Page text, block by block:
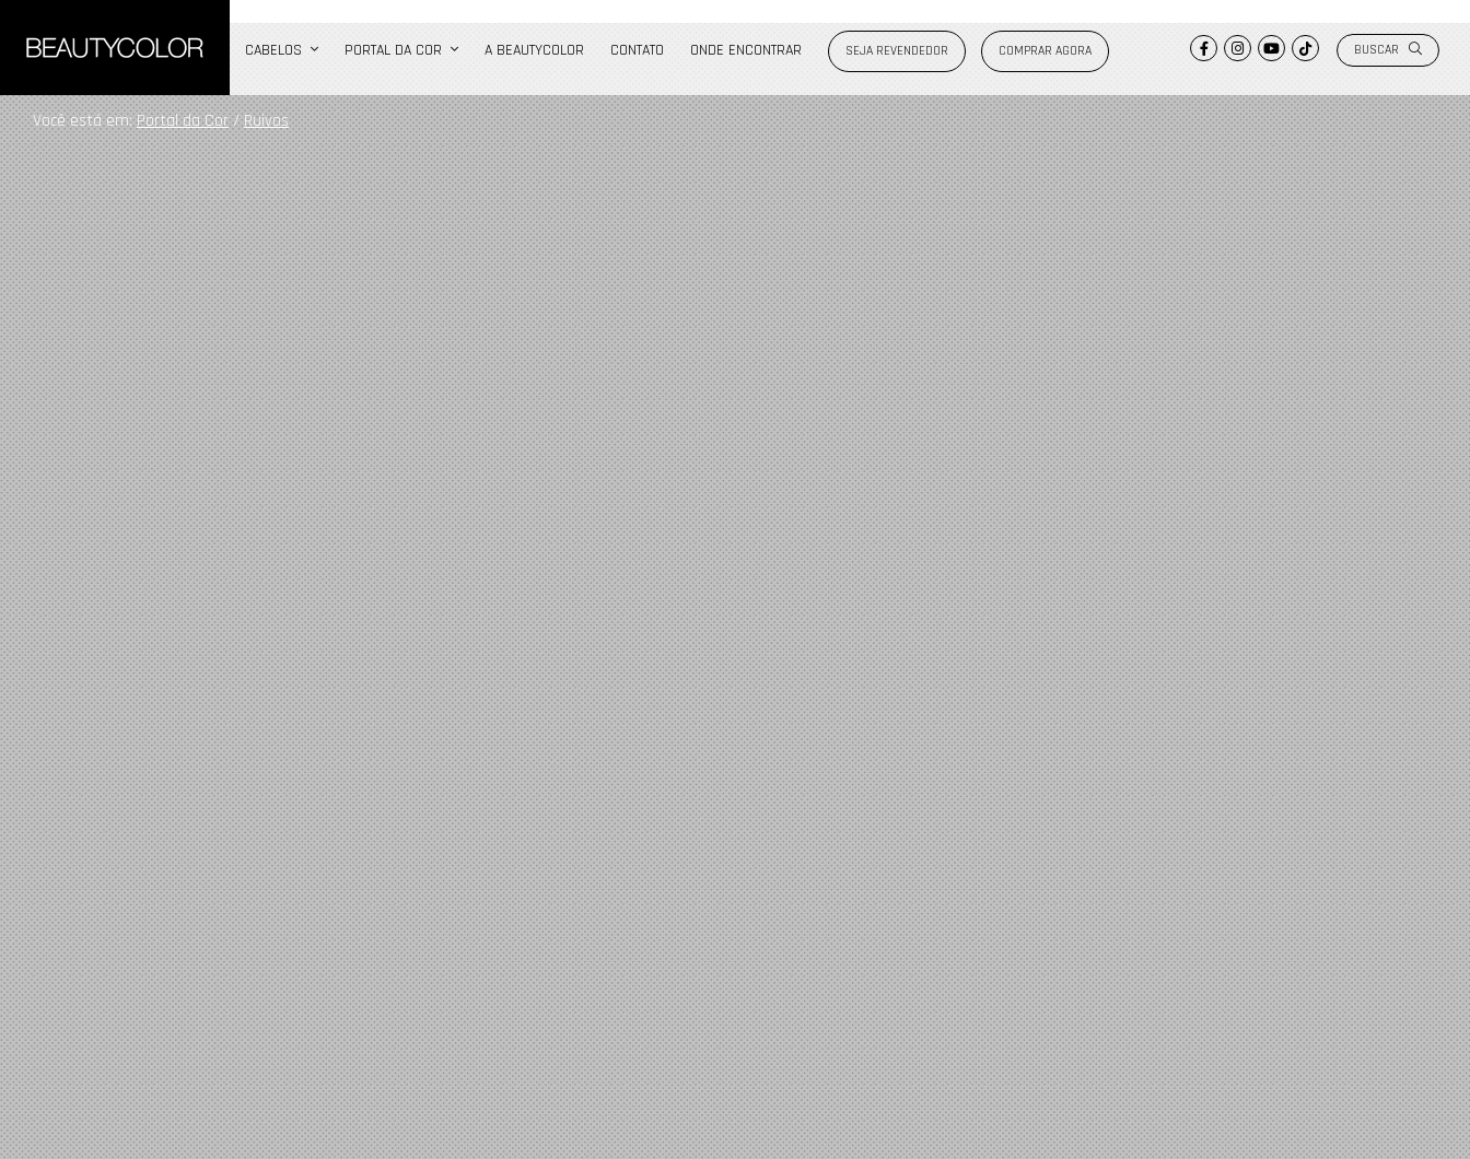
CABELOS PORTAL DA COR A BEAUTYCOLOR CONTATO ONDE ENCONTRAR SEJA REVENDEDOR COMPRAR AGORA BUSCAR
Você está em:Portal da Cor/Ruivos